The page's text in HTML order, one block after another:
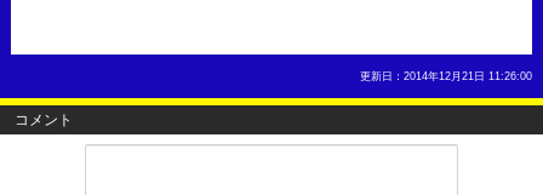
更新日：2014年12月21日 11:26:00
コメント